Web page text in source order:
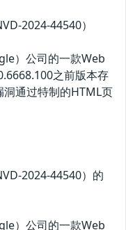
2024-44540）
）公司的一款Web
之前版本存
通过特制的HTML页
2024-44540）的
）公司的一款Web